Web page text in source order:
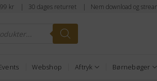
kr | 30 dages returret | Nem download og
Webshop Aftryk Børnebøger